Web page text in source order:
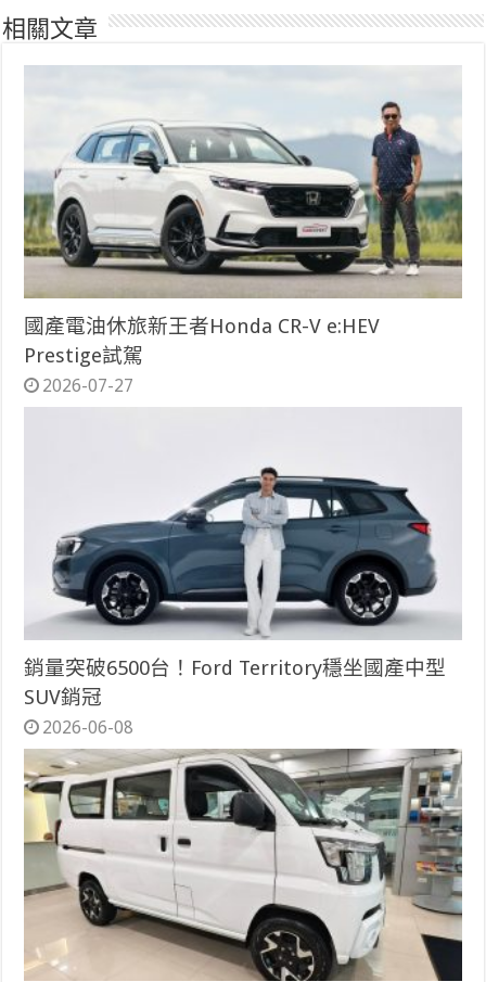
相關文章
國產電油休旅新王者Honda CR-V e:HEV
Prestige試駕
2026-07-27
銷量突破6500台！Ford Territory穩坐國產中型
SUV銷冠
2026-06-08